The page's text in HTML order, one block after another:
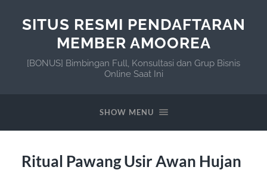
SITUS RESMI PENDAFTARAN
MEMBER AMOOREA
[BONUS] Bimbingan Full, Konsultasi dan Grup Bisnis
Online Saat Ini
SHOW MENU
Ritual Pawang Usir Awan Hujan